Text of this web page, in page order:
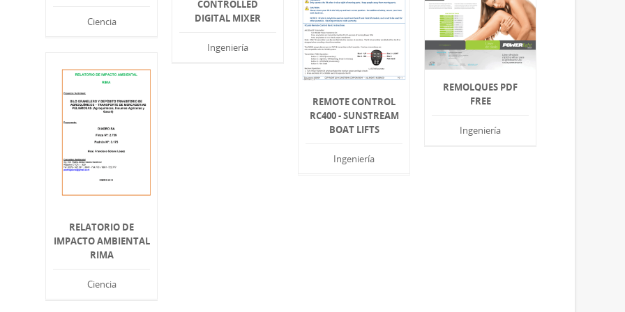
Ciencia
CONTROLLED
DIGITAL MIXER
Ingeniería
REMOTE CONTROL
RC400 - SUNSTREAM
BOAT LIFTS
Ingeniería
REMOLQUES PDF
FREE
Ingeniería
RELATORIO DE
IMPACTO AMBIENTAL
RIMA
Ciencia